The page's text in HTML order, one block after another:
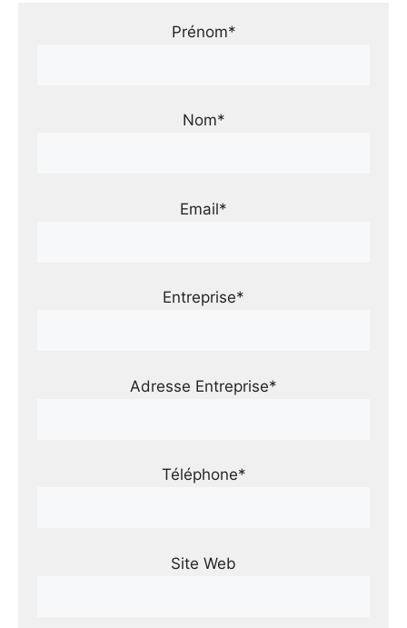
Prénom*
Nom*
Email*
Entreprise*
Adresse Entreprise*
Téléphone*
Site Web